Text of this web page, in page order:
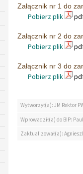
Załącznik nr 1 do
Pobierz plik
Załącznik nr 2 do
Pobierz plik
Załącznik nr 3 do
Pobierz plik
Wytworzył(a): JM Rektor
Wprowadził(a) do BIP:
Zaktualizował(a):